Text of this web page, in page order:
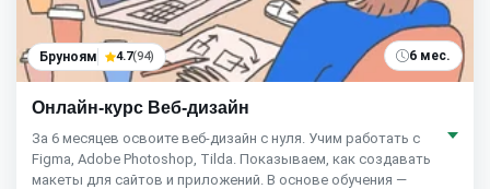
Бруноям 4.7(94) 6 мес.
Онлайн-курс Веб-дизайн
За 6 месяцев освоите веб-дизайн с нуля. Учим работать с
Figma, Adobe Photoshop, Tilda. Показываем, как создавать
макеты для сайтов и приложений. В основе обучения —